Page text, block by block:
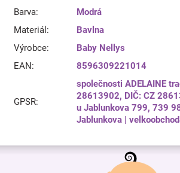
Barva:
Modrá
Materiál :
Bavlna
Výrobce:
Baby Nellys
EAN: 8596309221014
GPSR:
společnosti ADELAINE
28613902, DIČ: CZ
u Jablunkova 799, 739
Jablunkova |
Z